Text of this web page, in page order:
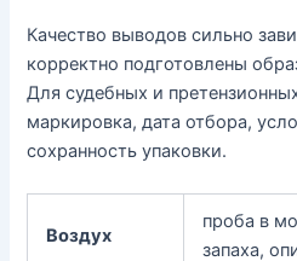
Качество выводов сильно
корректно подготовлены
Для судебных и
маркировка, дата отбора,
сохранность упаковки.
Воздух
проба в
запаха,